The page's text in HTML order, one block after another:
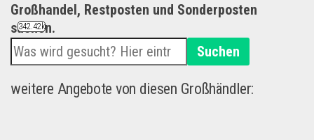
Großhandel, Restposten und Sonderposten
suchen.
Suchen
weitere Angebote von diesen Großhändler:
342.42k